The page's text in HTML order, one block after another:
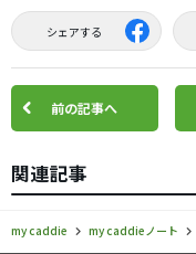
シェアする
前の記事へ
関連記事
my caddie my caddieノート